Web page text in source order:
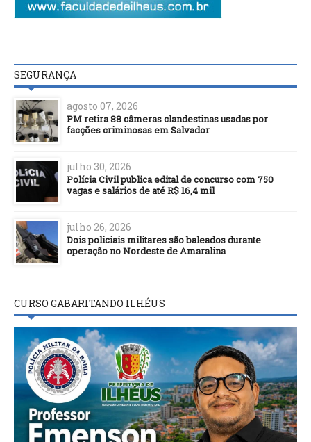
SEGURANÇA
agosto 07, 2026
PM retira 88 câmeras clandestinas usadas por
facções criminosas em Salvador
julho 30, 2026
Polícia Civil publica edital de concurso com 750
vagas e salários de até R$ 16,4 mil
julho 26, 2026
Dois policiais militares são baleados durante
operação no Nordeste de Amaralina
CURSO GABARITANDO ILHÉUS